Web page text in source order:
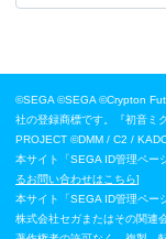
©SEGA ©SEGA ©Crypton
社の登録商標です。『初音ミ
PROJECT ©DMM / C2 /
本サイト「SEGA ID管理ペー
るお問い合わせはこちら]
本サイト「SEGA ID管理ペー
株式会社セガまたはその関連